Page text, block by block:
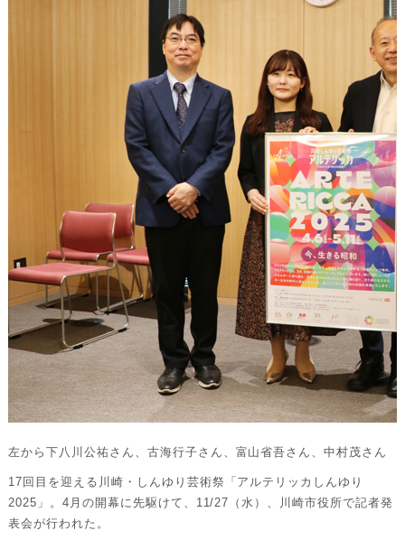
左から下八川公祐さん、古海行子さん、富山省吾さん、中村茂さん
17回目を迎える川崎・しんゆり芸術祭「アルテリッカしんゆり
2025」。4月の開幕に先駆けて、11/27（水）、川崎市役所で記者発
表会が行われた。